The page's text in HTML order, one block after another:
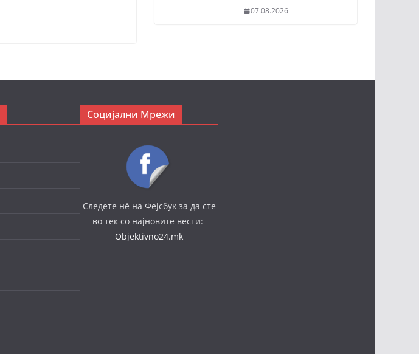
07.08.2026
Социјални Мрежи
Следете нè на Фејсбук за да сте
во тек со најновите вести:
Objektivno24.mk